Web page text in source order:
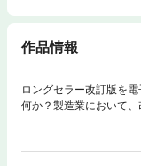
作品情報
ロングセラー改訂版を
何か？製造業において
約条件の理論）」の基
ル」以降の１０年間に
書。